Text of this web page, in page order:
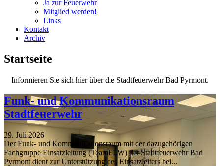
Ja zur Feuerwehr
Mitglied werden!
Links
Kontakt
Archiv
Startseite
Informieren Sie sich hier über die Stadtfeuerwehr Bad Pyrmont.
Funk- und Kommunikationsraum
Stadtfeuerwehr
29. Juli 2026
Der Funk- und Kommunikationsraum mit der dazugehörigen
Fachgruppe Einsatzleitung (TeamELW) der Stadtfeuerwehr Bad
Pyrmont dient zur Unterstützung des Einsatzleiters bei...